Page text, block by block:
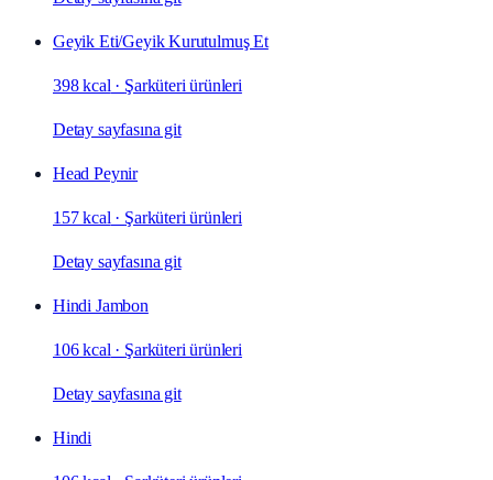
Geyik Eti/Geyik Kurutulmuş Et
398 kcal · Şarküteri ürünleri
Detay sayfasına git
Head Peynir
157 kcal · Şarküteri ürünleri
Detay sayfasına git
Hindi Jambon
106 kcal · Şarküteri ürünleri
Detay sayfasına git
Hindi